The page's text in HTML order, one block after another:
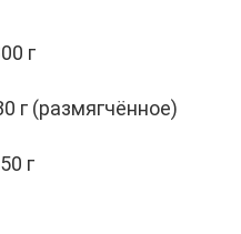
г
г (размягчённое)
г